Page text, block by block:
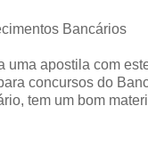
Bancários
uma apostila com
concursos do
tem um bom